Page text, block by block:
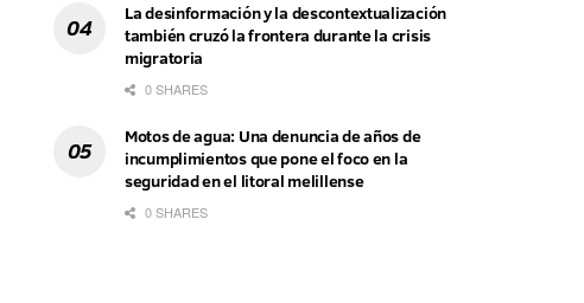
La desinformación y la descontextualización
también cruzó la frontera durante la crisis
migratoria
0 SHARES
Motos de agua: Una denuncia de años de
incumplimientos que pone el foco en la
seguridad en el litoral melillense
0 SHARES